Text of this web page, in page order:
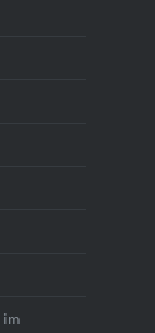
im